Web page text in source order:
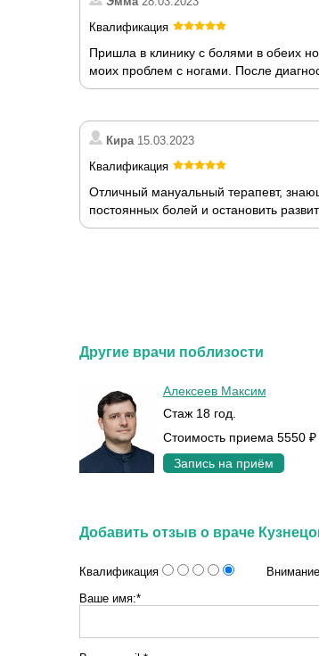
Квалификация
Пришла в клинику с болями в обеих
моих проблем с ногами. После
Кира15.03.2023
Квалификация
Отличный мануальный терапевт,
постоянных болей и остановить
Другие врачи поблизости
Алексеев Максим
Стаж 18 год.
Стоимость приема 5550 ₽
Запись на приём
Добавить отзыв о враче
Квалификация Внимание
Ваше имя:*